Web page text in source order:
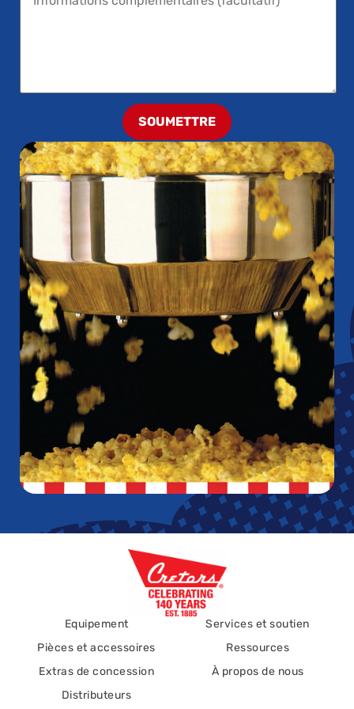
SOUMETTRE
Equipement
Pièces et accessoires
Extras de concession
Distributeurs
Services et soutien
Ressources
À propos de nous